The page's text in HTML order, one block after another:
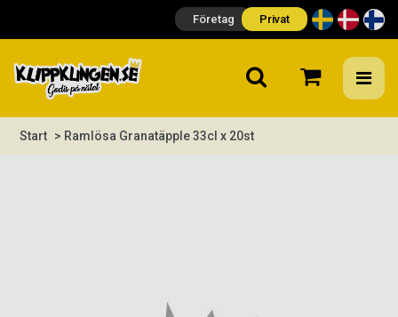
Företag Privat
Start > Ramlösa Granatäpple 33cl x 20st